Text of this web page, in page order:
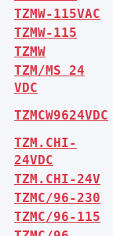
TZMW-115VAC
TZMW-115
TZMW
TZM/MS 24
VDC
TZMCW9624VDC
TZM.CHI-
24VDC
TZM.CHI-24V
TZMC/96-230
TZMC/96-115